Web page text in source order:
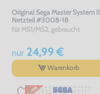
Original Sega Master System II
Netzteil #3008-18
für MS1/MS2, gebraucht
nur24,99 €
Warenkorb